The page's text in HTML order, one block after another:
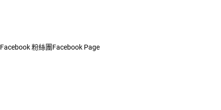
Facebook 粉絲團Facebook Page